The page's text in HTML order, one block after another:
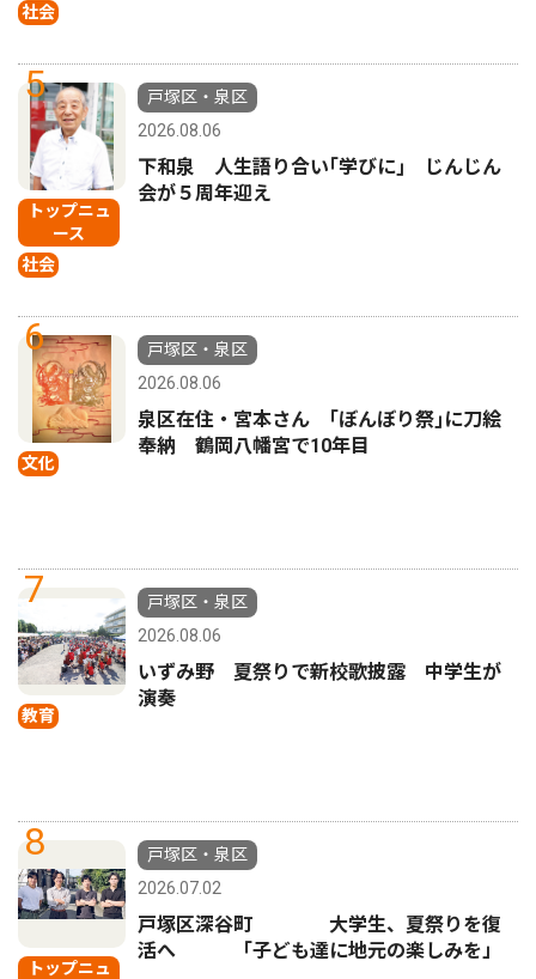
社会
5
トップニュ
ース
社会
戸塚区・泉区
2026.08.06
下和泉 人生語り合い｢学びに｣ じんじん
会が５周年迎え
6
文化
戸塚区・泉区
2026.08.06
泉区在住・宮本さん ｢ぼんぼり祭｣に刀絵
奉納 鶴岡八幡宮で10年目
7
教育
戸塚区・泉区
2026.08.06
いずみ野 夏祭りで新校歌披露 中学生が
演奏
8
トップニュ
戸塚区・泉区
2026.07.02
戸塚区深谷町 大学生、夏祭りを復
活へ 「子ども達に地元の楽しみを」